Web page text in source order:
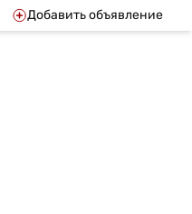
Добавить объявление